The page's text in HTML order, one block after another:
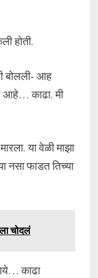
होती.
बोलली- आह
काढा. मी
या वेळी माझा
नसा फाडत तिच्या
चोदलं
काढा